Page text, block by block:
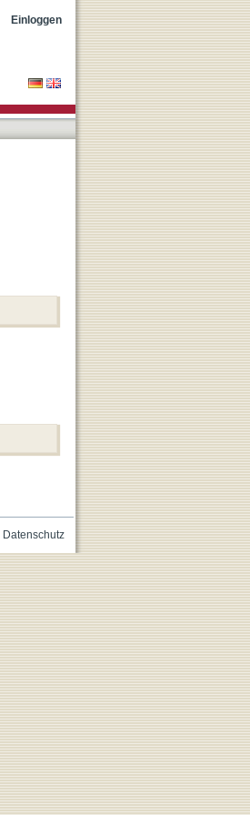
Einloggen
Datenschutz